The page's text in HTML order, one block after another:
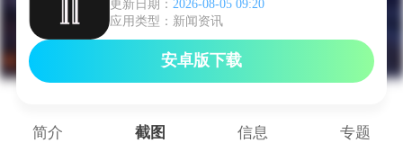
更新日期： 2026-08-05 09:20
应用类型：新闻资讯
安卓版下载
简介 截图 信息 专题